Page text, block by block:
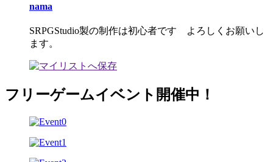
nama
SRPGStudio製の制作は初心者です よろしくお願いし
ます。
フリーゲームイベント開催中！